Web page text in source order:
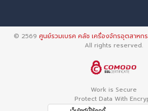
© 2569 ศูนย์รวมเบรค คลัช เครื่องจักรอุตสาห
All rights reserved.
Work is Secure
Protect Data With